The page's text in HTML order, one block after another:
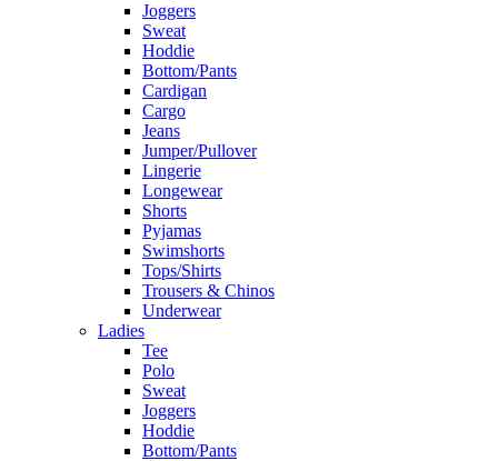
Joggers
Sweat
Hoddie
Bottom/Pants
Cardigan
Cargo
Jeans
Jumper/Pullover
Lingerie
Longewear
Shorts
Pyjamas
Swimshorts
Tops/Shirts
Trousers & Chinos
Underwear
Ladies
Tee
Polo
Sweat
Joggers
Hoddie
Bottom/Pants